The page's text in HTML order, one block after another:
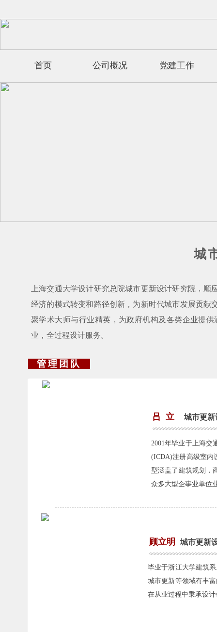
首页 公司概况 党建工作
城
上海交通大学设计研究总院城市更新设计研究院，
经济的模式转变和路径创新，为新时代城市发展贡
聚学术大师与行业精英，为政府机构及各类企业提
业，全过程设计服务。
管理团队
吕 立 城市更新
2001年毕业于上海交
(ICDA)注册高级室内
型涵盖了建筑规划，
众多大型企事业单位
毕业于浙江大学建筑
城市更新等领域有丰
在从业过程中秉承设
顾立明 城市更新